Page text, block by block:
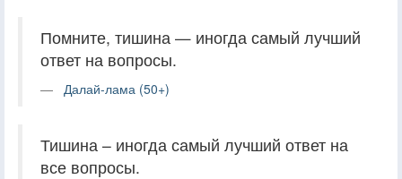
Помните, тишина — иногда самый лучший
ответ на вопросы.
Далай-лама (50+)
Тишина – иногда самый лучший ответ на
все вопросы.